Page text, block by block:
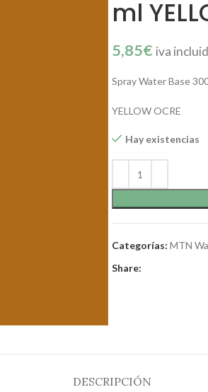
ml
5,85€ iva
Spray Water Base
YELLOW OCRE
Hay existencias
Categorías: MTN
Share:
DESCRIPCIÓN